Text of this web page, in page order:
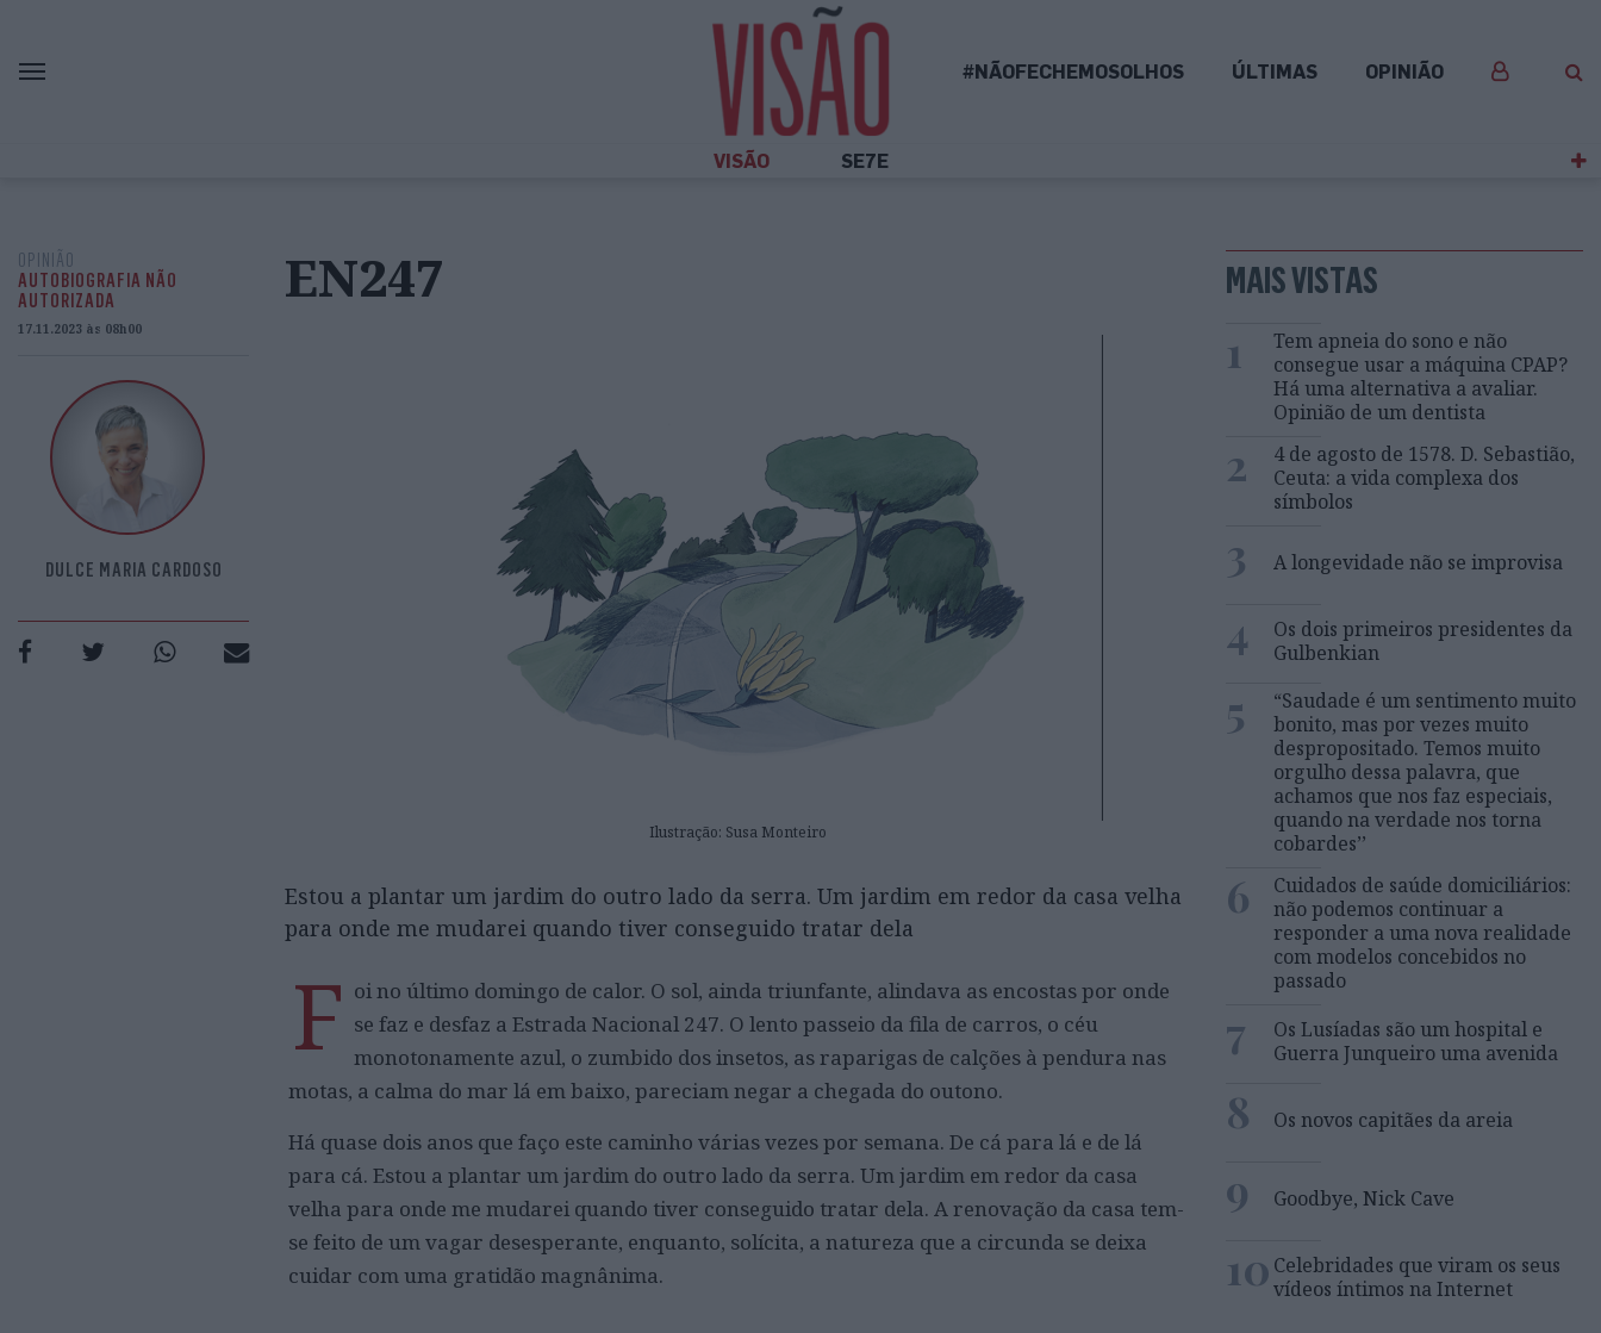
#NÃOFECHEMOSOLHOS ÚLTIMAS OPINIÃO
VISÃO SE7E
OPINIÃO
AUTOBIOGRAFIA NÃO
AUTORIZADA
17.11.2023 às 08h00
DULCE MARIA CARDOSO
EN247
Ilustração: Susa Monteiro
Estou a plantar um jardim do outro lado da serra. Um jardim em redor da casa velha
para onde me mudarei quando tiver conseguido tratar dela
F oi no último domingo de calor. O sol, ainda triunfante, alindava as encostas por onde
se faz e desfaz a Estrada Nacional 247. O lento passeio da fila de carros, o céu
monotonamente azul, o zumbido dos insetos, as raparigas de calções à pendura nas
motas, a calma do mar lá em baixo, pareciam negar a chegada do outono.
Há quase dois anos que faço este caminho várias vezes por semana. De cá para lá e de lá
para cá. Estou a plantar um jardim do outro lado da serra. Um jardim em redor da casa
velha para onde me mudarei quando tiver conseguido tratar dela. A renovação da casa tem-
se feito de um vagar desesperante, enquanto, solícita, a natureza que a circunda se deixa
cuidar com uma gratidão magnânima.
MAIS VISTAS
1
Tem apneia do sono e não
consegue usar a máquina CPAP?
Há uma alternativa a avaliar.
Opinião de um dentista
2
4 de agosto de 1578. D. Sebastião,
Ceuta: a vida complexa dos
símbolos
3 A longevidade não se improvisa
4
Os dois primeiros presidentes da
Gulbenkian
5
“Saudade é um sentimento muito
bonito, mas por vezes muito
despropositado. Temos muito
orgulho dessa palavra, que
achamos que nos faz especiais,
quando na verdade nos torna
cobardes’’
6
Cuidados de saúde domiciliários:
não podemos continuar a
responder a uma nova realidade
com modelos concebidos no
passado
7
Os Lusíadas são um hospital e
Guerra Junqueiro uma avenida
8 Os novos capitães da areia
9 Goodbye, Nick Cave
10 Celebridades que viram os seus
vídeos íntimos na Internet